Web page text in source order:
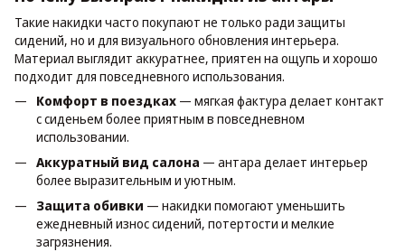
Такие накидки часто покупают не только ради защиты
сидений, но и для визуального обновления интерьера.
Материал выглядит аккуратнее, приятен на ощупь и хорошо
подходит для повседневного использования.
Комфорт в поездках — мягкая фактура делает контакт
с сиденьем более приятным в повседневном
использовании.
Аккуратный вид салона — антара делает интерьер
более выразительным и уютным.
Защита обивки — накидки помогают уменьшить
ежедневный износ сидений, потертости и мелкие
загрязнения.